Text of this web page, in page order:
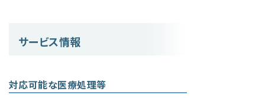
サービス情報
対応可能な医療処理等